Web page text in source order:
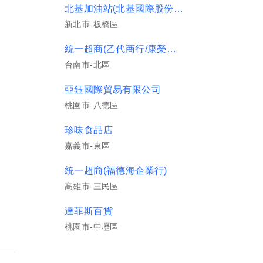
北基加油站(北基國際股份有限公司)
新北市-板橋區
統一超商(乙代商行/康榮門市)
台南市-北區
亞鈺國際貿易有限公司
桃園市-八德區
珍味食品店
嘉義市-東區
統一超商(福德海企業行)
高雄市-三民區
達菲斯百貨
桃園市-中壢區